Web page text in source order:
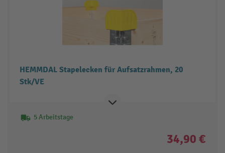
HEMMDAL Stapelecken für Aufsatzrahmen, 20
Stk/VE
5 Arbeitstage
34,90 €